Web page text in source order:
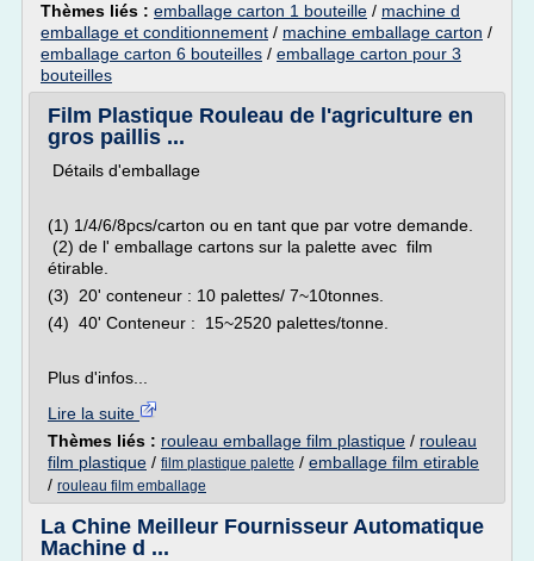
Thèmes liés : emballage carton 1 bouteille / machine d
emballage et conditionnement / machine emballage carton /
emballage carton 6 bouteilles / emballage carton pour 3
bouteilles
Film Plastique Rouleau de l'agriculture en
gros paillis ...
Détails d'emballage
(1) 1/4/6/8pcs/carton ou en tant que par votre demande.
(2) de l' emballage cartons sur la palette avec film
étirable.
(3) 20' conteneur : 10 palettes/ 7~10tonnes.
(4) 40' Conteneur : 15~2520 palettes/tonne.
Plus d'infos...
Lire la suite
Thèmes liés : rouleau emballage film plastique / rouleau
film plastique / film plastique palette / emballage film etirable
/ rouleau film emballage
La Chine Meilleur Fournisseur Automatique
Machine d ...